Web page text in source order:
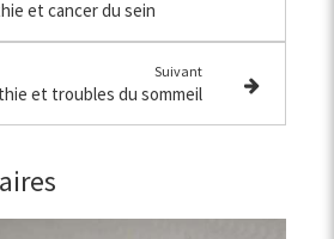
et cancer du sein
Suivant
et troubles du sommeil